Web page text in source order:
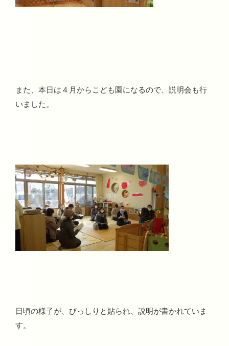
また、本日は４月からこども園になるので、説明会も行
いました。
日頃の様子が、びっしりと貼られ、説明が書かれていま
す。